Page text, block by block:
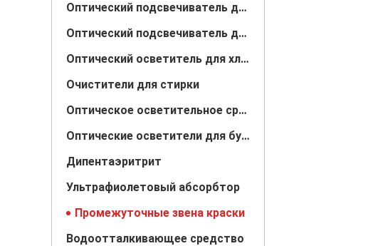
Оптический подсвечиватель для полиэстера
Оптический подсвечиватель для пластика
Оптический осветитель для хлопка
Очистители для стирки
Оптическое осветительное средство
Оптические осветители для бумаги
Дипентаэритрит
Ультрафиолетовый абсорбтор
Промежуточные звена краски
Водоотталкивающее средство